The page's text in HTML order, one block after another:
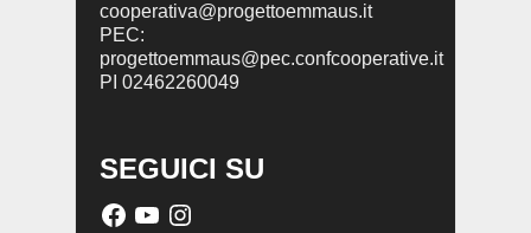
cooperativa@progettoemmaus.it
PEC:
progettoemmaus@pec.confcooperative.it
PI 02462260049
SEGUICI SU